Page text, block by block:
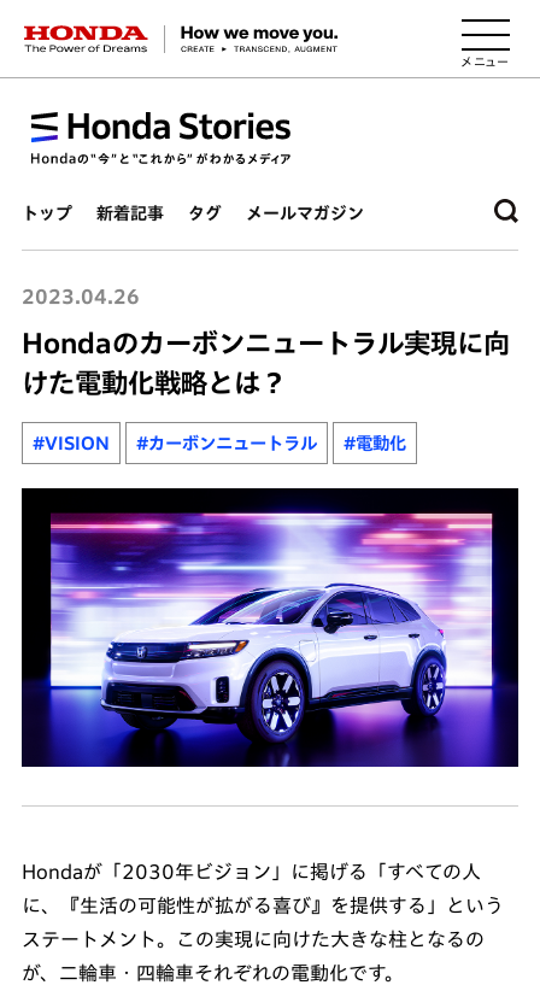
HONDA The Power of Dreams
トップ 新着記事 タグ メールマガジン
2023.04.26
Hondaのカーボンニュートラル実現に向
けた電動化戦略とは？
#VISION #カーボンニュートラル #電動化
Hondaが「2030年ビジョン」に掲げる「すべての人
に、『生活の可能性が拡がる喜び』を提供する」という
ステートメント。この実現に向けた大きな柱となるの
が、二輪車・四輪車それぞれの電動化です。